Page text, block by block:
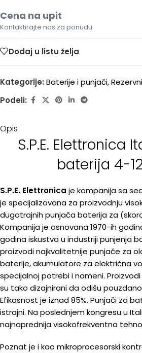
Cena na upit
Kontaktirajte nas za ponudu
Dodaj u listu želja
Kategorije: Baterije i punjači,
Podeli:
Opis
S.P.E. Elettronica
baterija 4-
S.P.E. Elettronica je kompanija sa
je specijalizovana za proizvodnju
dugotrajnih punjača baterija za
Kompanija je osnovana 1970-ih
godina iskustva u industriji punjenja
proizvodi najkvalitetnije punjače za
baterije, akumulatore za električna
specijalnoj potrebi i nameni. Proizvodi
su tako dizajnirani da odišu
Efikasnost je iznad 85%. Punjači za
istrajni. Na poslednjem kongresu u
najnaprednija visokofrekventna
Poznat je i kao mikroprocesorski